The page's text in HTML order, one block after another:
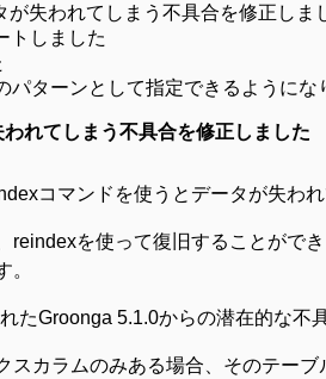
失われてしまう不具合を修正しま
トしました
パターンとして指定できるようにな
れてしまう不具合を修正しました
コマンドを使うとデータが失わ
reindexを使って復旧することがで
。
たGroonga 5.1.0からの潜在的な不
スカラムのみある場合、そのテー